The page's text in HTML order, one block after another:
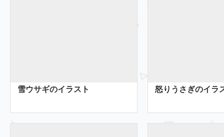
雪ウサギのイラスト 怒りうさぎのイラ